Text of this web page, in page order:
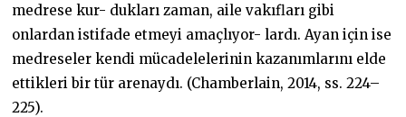
medrese kur- dukları zaman, aile vakıfları gibi
onlardan istifade etmeyi amaçlıyor- lardı. Ayan için ise
medreseler kendi mücadelelerinin kazanımlarını elde
ettikleri bir tür arenaydı. (Chamberlain, 2014, ss. 224–
225).